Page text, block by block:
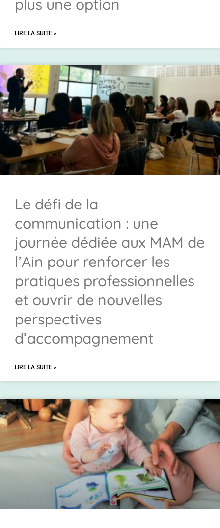
plus une option
LIRE LA SUITE »
Le défi de la
communication : une
journée dédiée aux MAM de
l’Ain pour renforcer les
pratiques professionnelles
et ouvrir de nouvelles
perspectives
d’accompagnement
LIRE LA SUITE »